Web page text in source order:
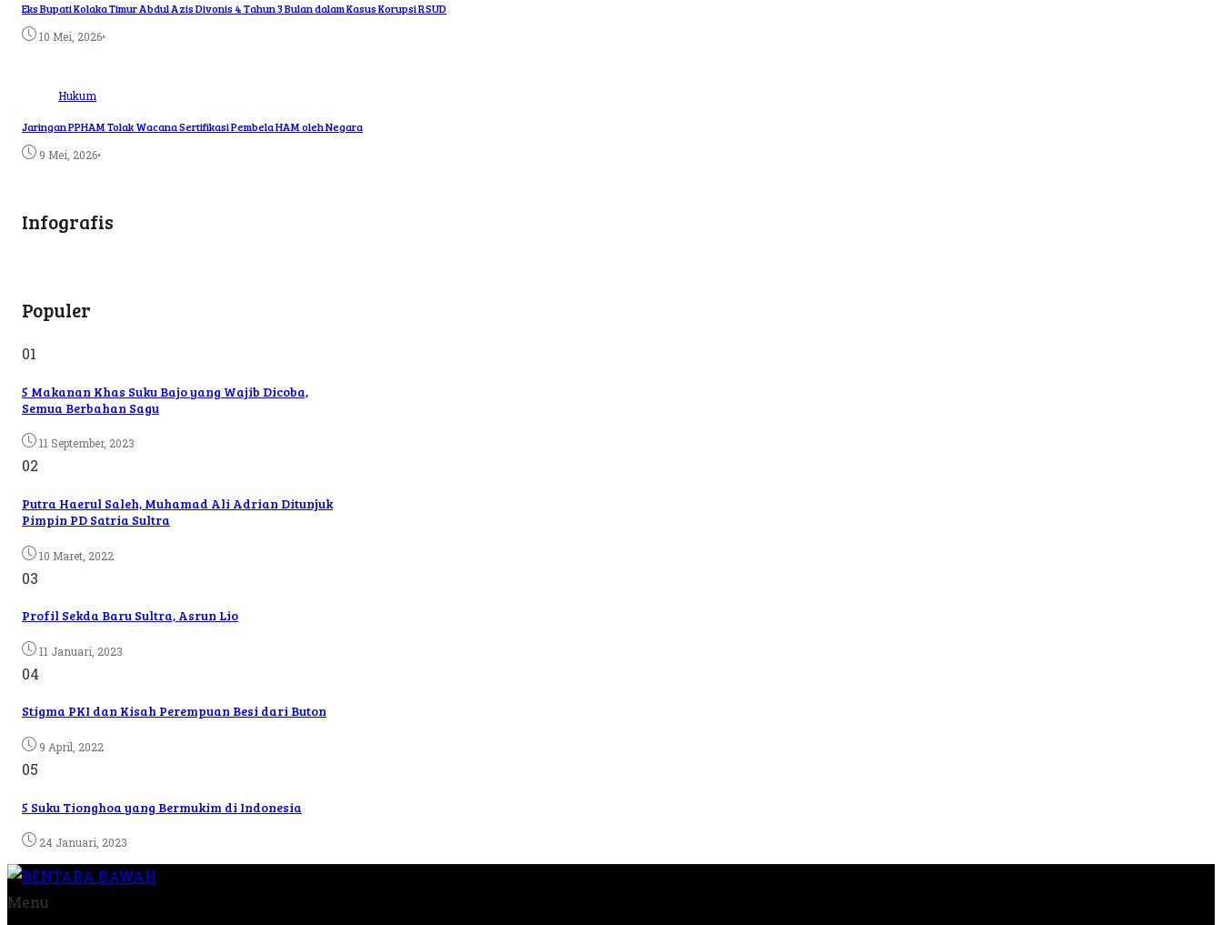
Eks Bupati Kolaka Timur Abdul Azis Divonis 4 Tahun 3 Bulan dalam Kasus Korupsi RSUD
10 Mei, 2026•
Hukum
Jaringan PPHAM Tolak Wacana Sertifikasi Pembela HAM oleh Negara
9 Mei, 2026•
Infografis
Populer
01
5 Makanan Khas Suku Bajo yang Wajib Dicoba,
Semua Berbahan Sagu
11 September, 2023
02
Putra Haerul Saleh, Muhamad Ali Adrian Ditunjuk
Pimpin PD Satria Sultra
10 Maret, 2022
03
Profil Sekda Baru Sultra, Asrun Lio
11 Januari, 2023
04
Stigma PKI dan Kisah Perempuan Besi dari Buton
9 April, 2022
05
5 Suku Tionghoa yang Bermukim di Indonesia
24 Januari, 2023
Menu